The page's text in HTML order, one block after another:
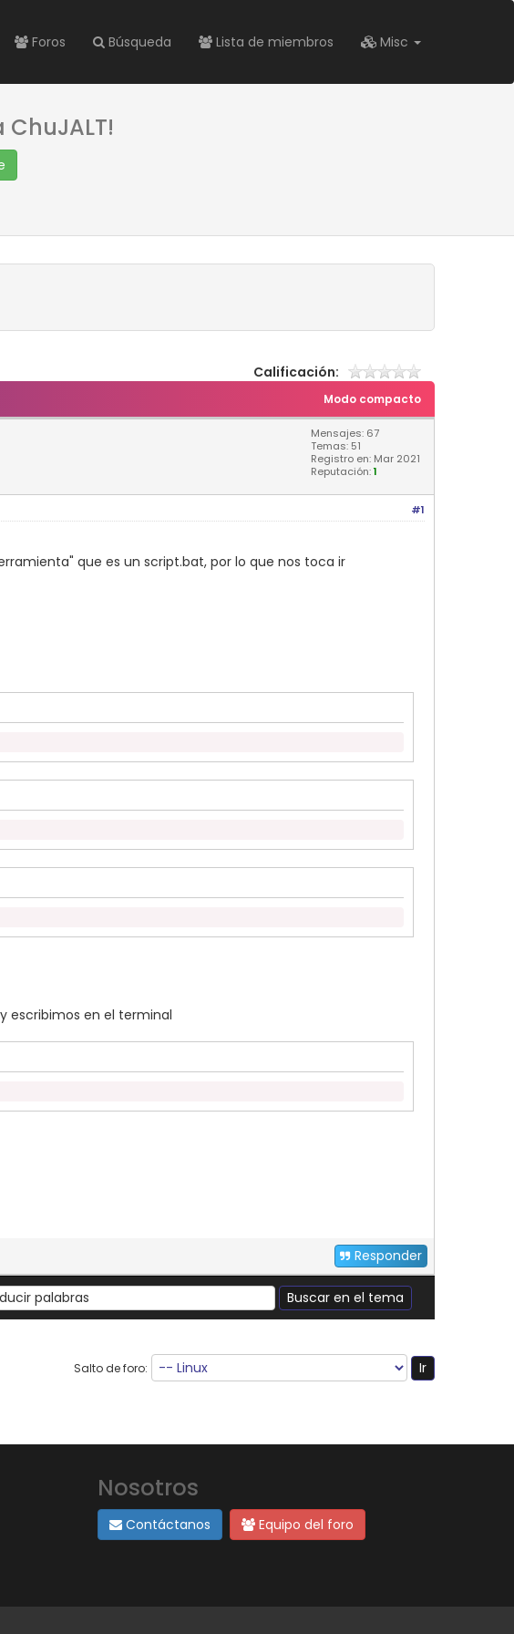
Foros Búsqueda Lista de miembros Misc
Calificación:
Modo compacto
Mensajes: 67
Temas: 51
Registro en: Mar 2021
Reputación:1
#1
que es un script.bat, por lo que nos toca ir
escribimos en el terminal
Responder
Salto de foro:
Nosotros
Contáctanos Equipo del foro